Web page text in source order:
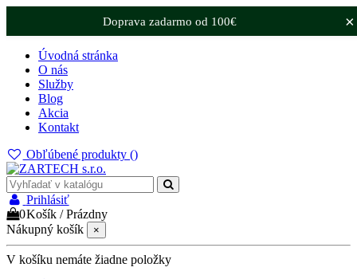
×
Doprava zadarmo od 100€
Úvodná stránka
O nás
Služby
Blog
Akcia
Kontakt
Obľúbené produkty ()
Prihlásiť
0Košík /Prázdny
Nákupný košík
×
V košíku nemáte žiadne položky